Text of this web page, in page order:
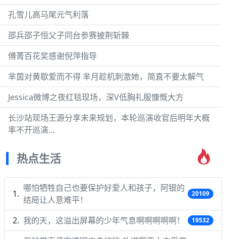
孔雪儿高马尾元气利落
邵兵邵子恒父子同台参赛披荆斩棘
傅菁百花奖感谢倪萍指导
芈茵对黄歇爱而不得 芈月趁机刺激她，简直不要太解气
Jessica微博之夜红毯现场，深V低胸礼服慷慨大方
长沙站现场王源分享未来规划，本轮巡演收官后明年大概
率不开巡演…
热点生活
哪怕牺牲自己也要保护好爱人和孩子，阿银的
结局让人意难平！
20109
我的天，这溢出屏幕的少年气息啊啊啊啊啊！ 19532